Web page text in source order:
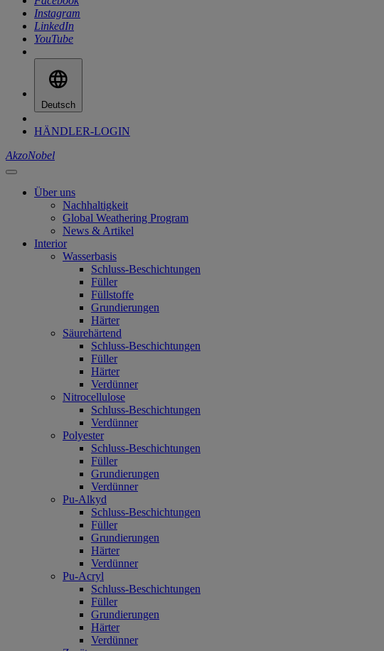
Instagram
LinkedIn
YouTube
Deutsch
HÄNDLER-LOGIN
AkzoNobel
Über uns
Nachhaltigkeit
Global Weathering Program
News & Artikel
Interior
Wasserbasis
Schluss-Beschichtungen
Füller
Füllstoffe
Grundierungen
Härter
Säurehärtend
Schluss-Beschichtungen
Füller
Härter
Verdünner
Nitrocellulose
Schluss-Beschichtungen
Verdünner
Polyester
Schluss-Beschichtungen
Füller
Grundierungen
Verdünner
Pu-Alkyd
Schluss-Beschichtungen
Füller
Grundierungen
Härter
Verdünner
Pu-Acryl
Schluss-Beschichtungen
Füller
Grundierungen
Härter
Verdünner